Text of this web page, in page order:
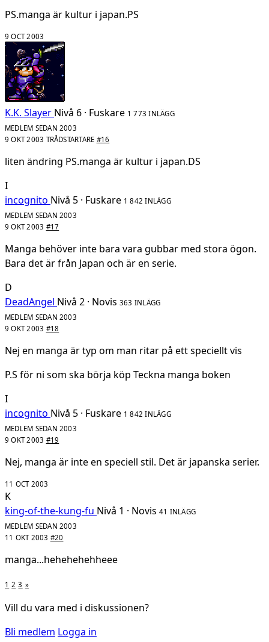
PS.manga är kultur i japan.PS
9 OCT 2003
K.K. Slayer Nivå 6 · Fuskare 1 773 INLÄGG
MEDLEM SEDAN 2003
9 OKT 2003 TRÅDSTARTARE #16
liten ändring PS.manga är kultur i japan.DS
I
incognito Nivå 5 · Fuskare 1 842 INLÄGG
MEDLEM SEDAN 2003
9 OKT 2003 #17
Manga behöver inte bara vara gubbar med stora ögon.
Bara det är från Japan och är en serie.
D
DeadAngel Nivå 2 · Novis 363 INLÄGG
MEDLEM SEDAN 2003
9 OKT 2003 #18
Nej en manga är typ om man ritar på ett speciellt vis
P.S för ni som ska börja köp Teckna manga boken
I
incognito Nivå 5 · Fuskare 1 842 INLÄGG
MEDLEM SEDAN 2003
9 OKT 2003 #19
Nej, manga är inte en speciell stil. Det är japanska serier.
11 OCT 2003
K
king-of-the-kung-fu Nivå 1 · Novis 41 INLÄGG
MEDLEM SEDAN 2003
11 OKT 2003 #20
manga...hehehehehheee
1 2 3 »
Vill du vara med i diskussionen?
Bli medlem Logga in